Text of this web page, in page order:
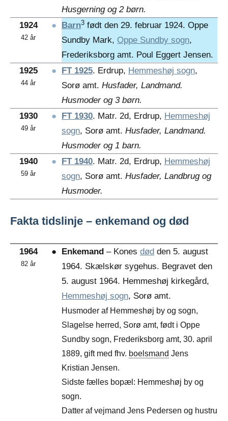
Husgerning og 2 børn.
1924
42 år
● Barn3 født den 29. februar 1924. Oppe
Sundby Mark, Oppe Sundby sogn,
Frederiksborg amt. Poul Eggert Jensen.
1925
44 år
● FT 1925. Erdrup, Hemmeshøj sogn,
Sorø amt. Husfader, Landmand.
Husmoder og 3 børn.
1930
49 år
● FT 1930. Matr. 2d, Erdrup, Hemmeshøj
sogn, Sorø amt. Husfader, Landmand.
Husmoder og 1 barn.
1940
59 år
● FT 1940. Matr. 2d, Erdrup, Hemmeshøj
sogn, Sorø amt. Husfader, Landbrug og
Husmoder.
Fakta tidslinje – enkemand og død
1964
82 år
● Enkemand – Kones død den 5. august
1964. Skælskør sygehus. Begravet den
5. august 1964. Hemmeshøj kirkegård,
Hemmeshøj sogn, Sorø amt.
Husmoder af Hemmeshøj by og sogn,
Slagelse herred, Sorø amt, født i Oppe
Sundby sogn, Frederiksborg amt, 30. april
1889, gift med fhv. boelsmand Jens
Kristian Jensen.
Sidste fælles bopæl: Hemmeshøj by og
sogn.
Datter af vejmand Jens Pedersen og hustru